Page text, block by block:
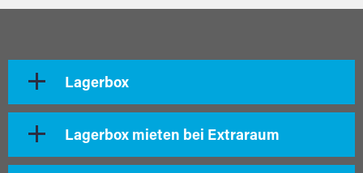
Lagerbox
Lagerbox mieten bei Extraraum